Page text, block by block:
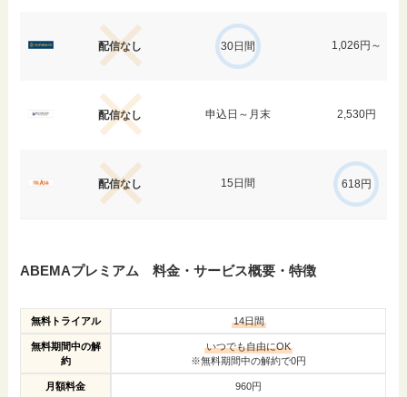
配信なし 30日間 1,026円～
配信なし 申込日～月末 2,530円
配信なし 15日間 618円
ABEMAプレミアム 料金・サービス概要・特徴
無料トライアル 14日間
無料期間中の解
約
いつでも自由にOK
※無料期間中の解約で0円
月額料金 960円